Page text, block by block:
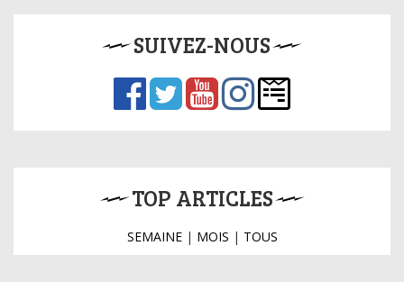
SUIVEZ-NOUS
TOP ARTICLES
SEMAINE| MOIS | TOUS